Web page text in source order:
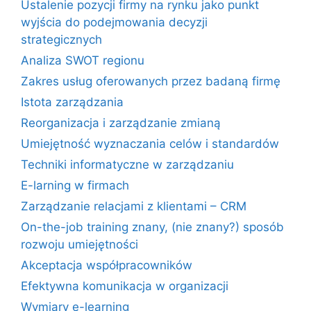
Ustalenie pozycji firmy na rynku jako punkt
wyjścia do podejmowania decyzji
strategicznych
Analiza SWOT regionu
Zakres usług oferowanych przez badaną firmę
Istota zarządzania
Reorganizacja i zarządzanie zmianą
Umiejętność wyznaczania celów i standardów
Techniki informatyczne w zarządzaniu
E-larning w firmach
Zarządzanie relacjami z klientami – CRM
On-the-job training znany, (nie znany?) sposób
rozwoju umiejętności
Akceptacja współpracowników
Efektywna komunikacja w organizacji
Wymiary e-learning